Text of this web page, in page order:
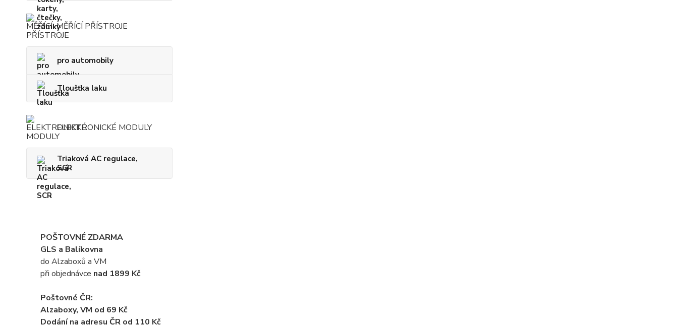
MĚŘÍCÍ PŘÍSTROJE
pro automobily
Tloušťka laku
ELEKTRONICKÉ MODULY
Triaková AC regulace,
SCR
POŠTOVNÉ ZDARMA
GLS a Balíkovna
do Alzaboxů a VM
při objednávce nad 1899 Kč
Poštovné ČR:
Alzaboxy, VM od 69 Kč
Dodání na adresu ČR od 110 Kč